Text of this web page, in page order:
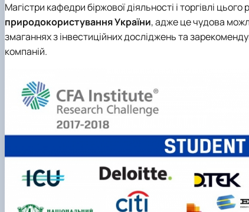
Магістри кафедрибіржової діяльності і торгівлі цього
природокористування України, адже це чудова
змаганнях з інвестиційних досліджень та
компаній.